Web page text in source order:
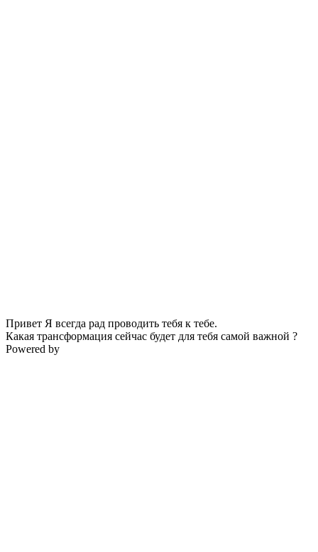
Привет Я всегда рад проводить тебя к тебе.
Какая трансформация сейчас будет для тебя самой важной ?
Powered by